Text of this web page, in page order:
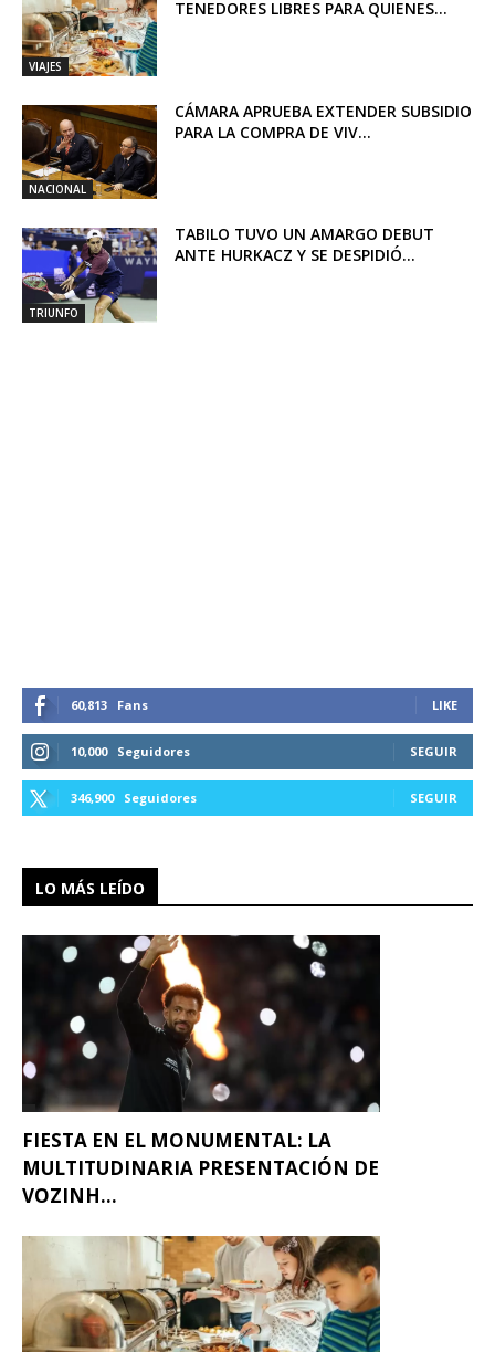
VIAJES
TENEDORES LIBRES PARA QUIENES...
NACIONAL
CÁMARA APRUEBA EXTENDER SUBSIDIO
PARA LA COMPRA DE VIV...
TRIUNFO
TABILO TUVO UN AMARGO DEBUT
ANTE HURKACZ Y SE DESPIDIÓ...
60,813 Fans LIKE
10,000 Seguidores SEGUIR
346,900 Seguidores SEGUIR
LO MÁS LEÍDO
FIESTA EN EL MONUMENTAL: LA
MULTITUDINARIA PRESENTACIÓN DE
VOZINH...